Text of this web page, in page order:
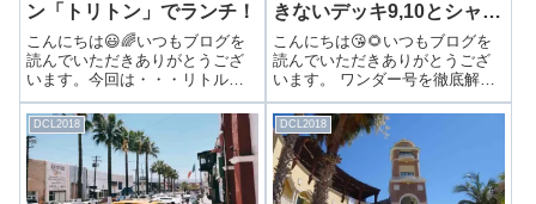
ン「トリトン」でランチ！
こんにちは😃🌈いつもブログを
読んでいただきありがとうござ
います。今回は・・・リトルマ
ーメイドが舞台！！レストラン
「トリトン」でランチ！リトル
マーメイドが舞台のレストラン
いつもはカバナスで軽くランチ
を済ませることが多いのです
が、今回は「トリト...
きないデッキ9,10とシャッ
ターズをご紹介！
こんにちは😘🌻いつもブログを
読んでいただきありがとうござ
います。 ワンダー号を徹底解
明！何日いても飽きないデッキ
9,10とシャッターズをご紹介！
デッキ9には大人から子供まで楽
しめるプール！クルーズの楽し
みの１つにプールがありますよ
ね！😊✨デ...
DCL2018 DCL2018